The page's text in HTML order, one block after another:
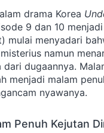
drama Korea
9 dan 10
mulai menyadari
namun
dugaannya.
menjadi malam
nyawanya.
Penuh Kejutan